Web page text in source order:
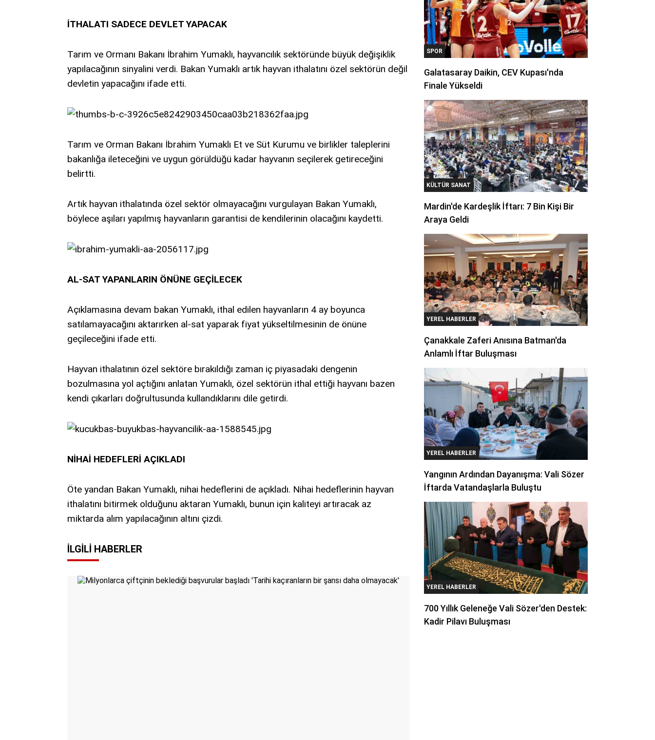
İTHALATI SADECE DEVLET YAPACAK
Tarım ve Ormanı Bakanı İbrahim Yumaklı, hayvancılık sektöründe büyük değişiklik
yapılacağının sinyalini verdi. Bakan Yumaklı artık hayvan ithalatını özel sektörün değil
devletin yapacağını ifade etti.
Tarım ve Orman Bakanı İbrahim Yumaklı Et ve Süt Kurumu ve birlikler taleplerini
bakanlığa ileteceğini ve uygun görüldüğü kadar hayvanın seçilerek getireceğini
belirtti.
Artık hayvan ithalatında özel sektör olmayacağını vurgulayan Bakan Yumaklı,
böylece aşıları yapılmış hayvanların garantisi de kendilerinin olacağını kaydetti.
AL-SAT YAPANLARIN ÖNÜNE GEÇİLECEK
Açıklamasına devam bakan Yumaklı, ithal edilen hayvanların 4 ay boyunca
satılamayacağını aktarırken al-sat yaparak fiyat yükseltilmesinin de önüne
geçileceğini ifade etti.
Hayvan ithalatının özel sektöre bırakıldığı zaman iç piyasadaki dengenin
bozulmasına yol açtığını anlatan Yumaklı, özel sektörün ithal ettiği hayvanı bazen
kendi çıkarları doğrultusunda kullandıklarını dile getirdi.
NİHAİ HEDEFLERİ AÇIKLADI
Öte yandan Bakan Yumaklı, nihai hedeflerini de açıkladı. Nihai hedeflerinin hayvan
ithalatını bitirmek olduğunu aktaran Yumaklı, bunun için kaliteyi artıracak az
miktarda alım yapılacağının altını çizdi.
İLGILI HABERLER
SPOR
Galatasaray Daikin, CEV Kupası'nda
Finale Yükseldi
KÜLTÜR SANAT
Mardin'de Kardeşlik İftarı: 7 Bin Kişi Bir
Araya Geldi
YEREL HABERLER
Çanakkale Zaferi Anısına Batman'da
Anlamlı İftar Buluşması
YEREL HABERLER
Yangının Ardından Dayanışma: Vali Sözer
İftarda Vatandaşlarla Buluştu
YEREL HABERLER
700 Yıllık Geleneğe Vali Sözer'den Destek:
Kadir Pilavı Buluşması